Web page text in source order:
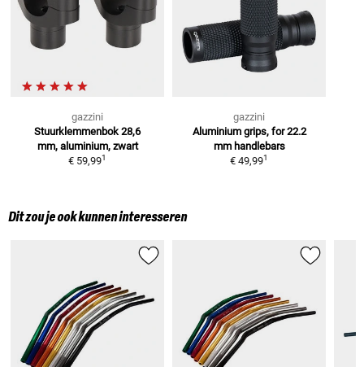
gazzini
Stuurklemmenbok 28,6
mm, aluminium, zwart
€ 59,991
gazzini
Aluminium grips, for 22.2
mm handlebars
€ 49,991
Dit zou je ook kunnen interesseren